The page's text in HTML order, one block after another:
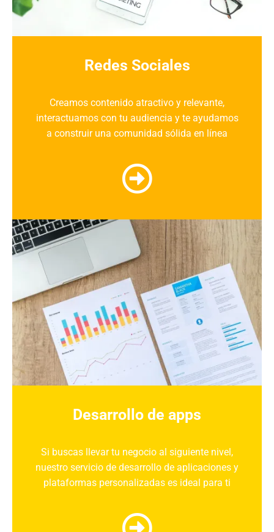
Redes Sociales
Creamos contenido atractivo y relevante,
interactuamos con tu audiencia y te ayudamos
a construir una comunidad sólida en línea
Desarrollo de apps
Si buscas llevar tu negocio al siguiente nivel,
nuestro servicio de desarrollo de aplicaciones y
plataformas personalizadas es ideal para ti